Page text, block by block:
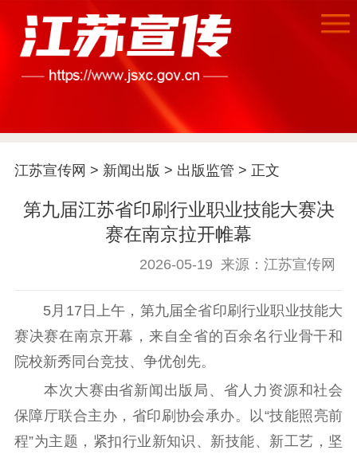
首页
江苏要闻
公示公告
通知公告 信息公开制度
信息公开指南
信息公开年度报
政策法规
理论武装
哲学社科
社科强省 工作通知
成果集萃
江苏宣传网 > 新闻出版 > 出版监管 > 正文
第九届江苏省印刷行业职业技能大赛决
赛在南京拉开帷幕
2026-05-19 来源：江苏宣传网
5月17日上午，第九届全省印刷行业职业技能大
赛决赛在南京开幕，来自全省的百余名行业骨干和
院校新秀同台竞技、争优创先。
本次大赛由省新闻出版局、省人力资源和社会
保障厅联合主办，省印刷协会承办。以“技能照亮前
程”为主题，紧扣行业新知识、新技能、新工艺，坚